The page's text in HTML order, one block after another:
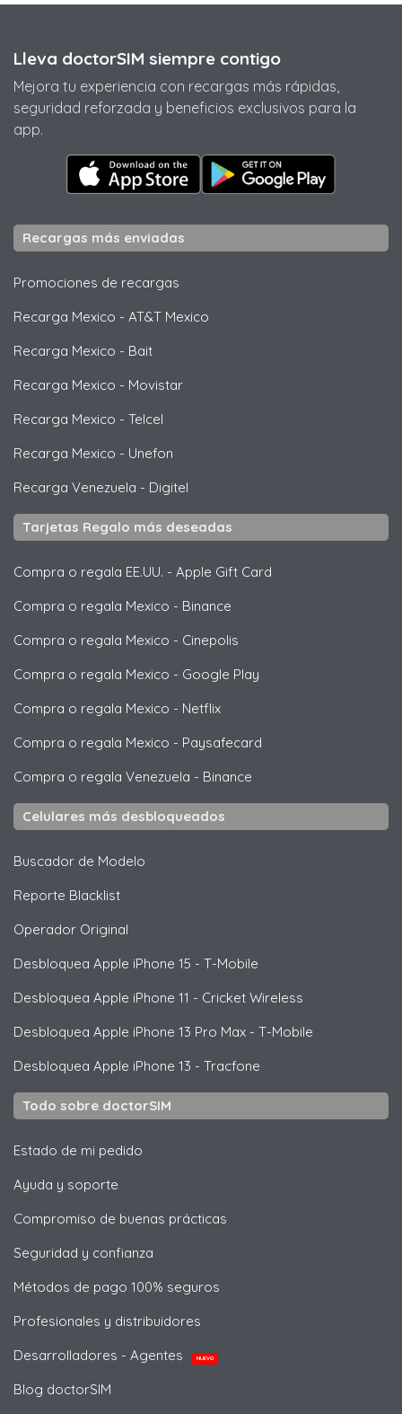
Lleva doctorSIM siempre contigo
Mejora tu experiencia con recargas más rápidas,
seguridad reforzada y beneficios exclusivos para la
app.
Recargas más enviadas
Promociones de recargas
Recarga Mexico - AT&T Mexico
Recarga Mexico - Bait
Recarga Mexico - Movistar
Recarga Mexico - Telcel
Recarga Mexico - Unefon
Recarga Venezuela - Digitel
Tarjetas Regalo más deseadas
Compra o regala EE.UU. - Apple Gift Card
Compra o regala Mexico - Binance
Compra o regala Mexico - Cinepolis
Compra o regala Mexico - Google Play
Compra o regala Mexico - Netflix
Compra o regala Mexico - Paysafecard
Compra o regala Venezuela - Binance
Celulares más desbloqueados
Buscador de Modelo
Reporte Blacklist
Operador Original
Desbloquea Apple iPhone 15 - T-Mobile
Desbloquea Apple iPhone 11 - Cricket Wireless
Desbloquea Apple iPhone 13 Pro Max - T-Mobile
Desbloquea Apple iPhone 13 - Tracfone
Todo sobre doctorSIM
Estado de mi pedido
Ayuda y soporte
Compromiso de buenas prácticas
Seguridad y confianza
Métodos de pago 100% seguros
Profesionales y distribuidores
Desarrolladores - Agentes
NUEVO
Blog doctorSIM